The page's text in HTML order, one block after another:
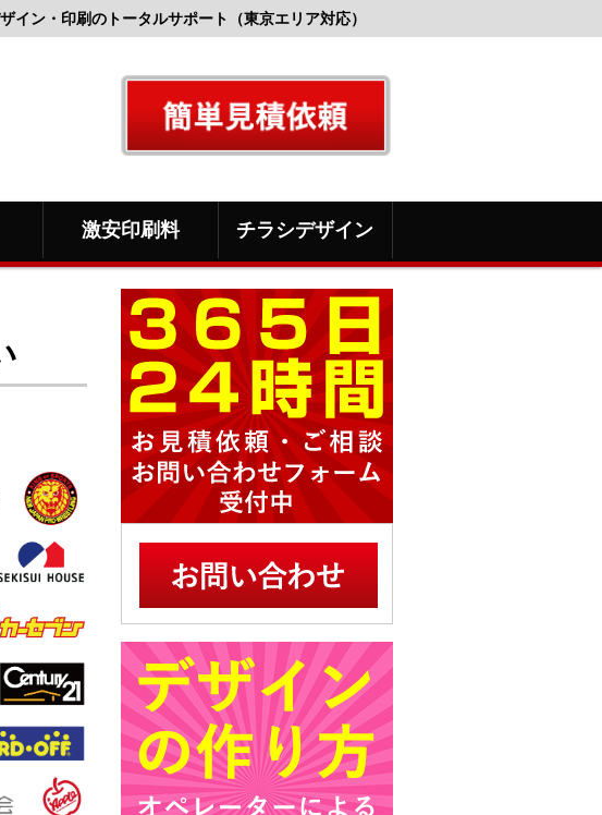
ン・印刷のトータルサポート（東京エリア対応）
激安印刷料 チラシデザイン